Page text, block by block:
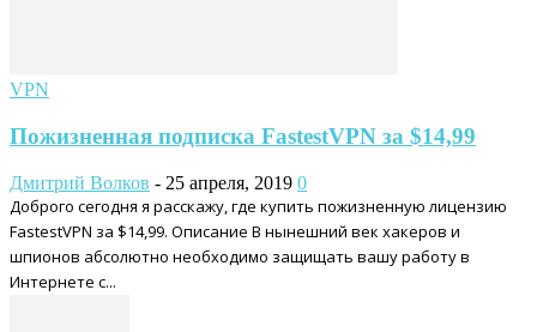
VPN
Пожизненная подписка FastestVPN за $14,99
Дмитрий Волков - 25 апреля, 2019 0
Доброго сегодня я расскажу, где купить пожизненную лицензию
FastestVPN за $14,99. Описание В нынешний век хакеров и
шпионов абсолютно необходимо защищать вашу работу в
Интернете с...